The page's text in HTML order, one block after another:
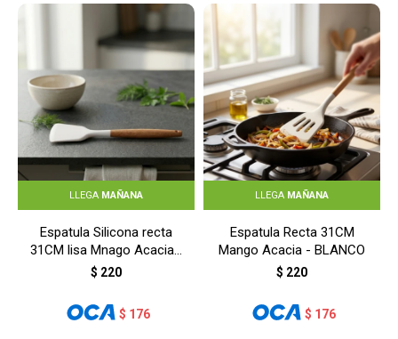
LLEGA MAÑANA
Espatula Silicona recta
31CM lisa Mnago Acacia -
BLANCO
$ 220
$ 176
LLEGA MAÑANA
Espatula Recta 31CM
Mango Acacia - BLANCO
$ 220
$ 176